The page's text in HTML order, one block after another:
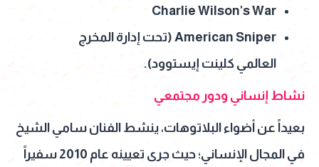
Charlie Wilson's War
American Sniper (تحت إدارة المخرج
العالمي كلينت إيستوود).
نشاط إنساني ودور مجتمعي
بعيداً عن أضواء البلاتوهات، ينشط الفنان سامي الشيخ
في المجال الإنساني؛ حيث جرى تعيينه عام 2010 سفيراً